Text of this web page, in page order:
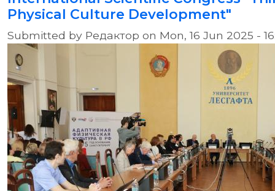
Physical Culture Development"
Submitted by Редактор on Mon, 16 Jun 2025 -